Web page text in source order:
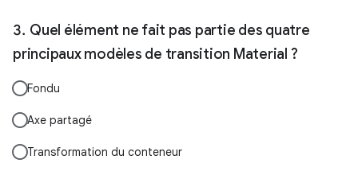
Quel élément ne fait pas partie des quatre
principaux modèles de transition Material ?
Fondu
Axe partagé
Transformation du conteneur